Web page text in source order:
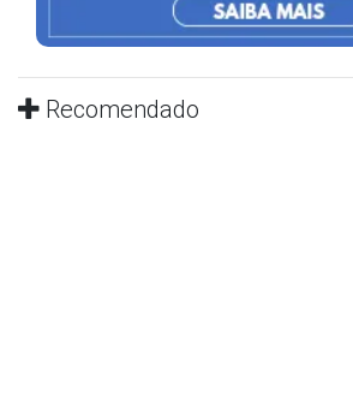
Recomendado